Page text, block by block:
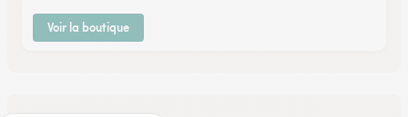
Voir la boutique